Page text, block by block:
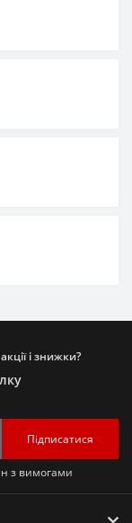
і знижки?
Підписатися
з вимогами